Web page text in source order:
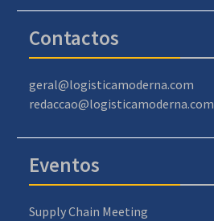
Contactos
geral@logisticamoderna.com
redaccao@logisticamoderna.com
Eventos
Supply Chain Meeting